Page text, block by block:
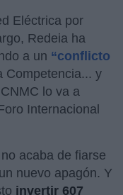
Eléctrica por
Redeia ha
a un “conflicto
Competencia... y
lo va a
Internacional
acaba de fiarse
nuevo apagón. Y
invertir 607